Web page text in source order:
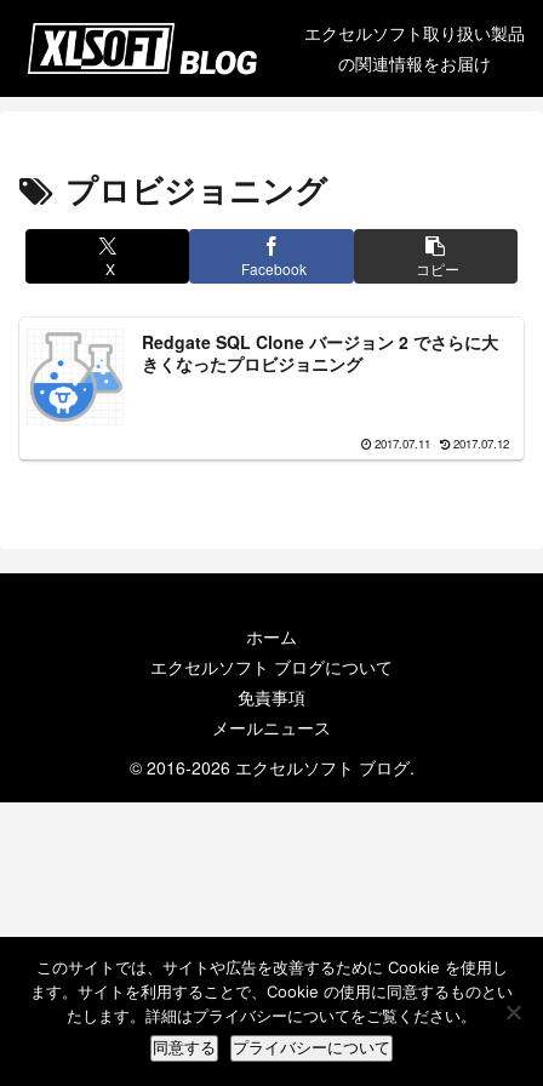
エクセルソフト取り扱い製品
の関連情報をお届け
プロビジョニング
X Facebook コピー
Redgate SQL Clone バージョン 2 でさらに大
きくなったプロビジョニング
2017.07.11 2017.07.12
ホーム
エクセルソフト ブログについて
免責事項
メールニュース
© 2016-2026 エクセルソフト ブログ.
このサイトでは、サイトや広告を改善するために Cookie を使用し
ます。サイトを利用することで、Cookie の使用に同意するものとい
たします。詳細はプライバシーについてをご覧ください。
同意する プライバシーについて